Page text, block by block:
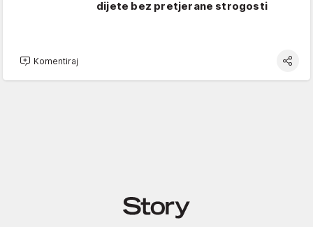
dijete bez pretjerane strogosti
Komentiraj